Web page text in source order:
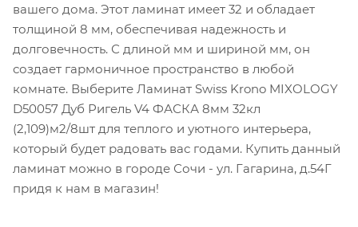
вашего дома. Этот ламинат имеет 32 и обладает
толщиной 8 мм, обеспечивая надежность и
долговечность. С длиной мм и шириной мм, он
создает гармоничное пространство в любой
комнате. Выберите Ламинат Swiss Krono MIXOLOGY
D50057 Дуб Ригель V4 ФАСКА 8мм 32кл
(2,109)м2/8шт для теплого и уютного интерьера,
который будет радовать вас годами. Купить данный
ламинат можно в городе Сочи - ул. Гагарина, д.54Г
придя к нам в магазин!